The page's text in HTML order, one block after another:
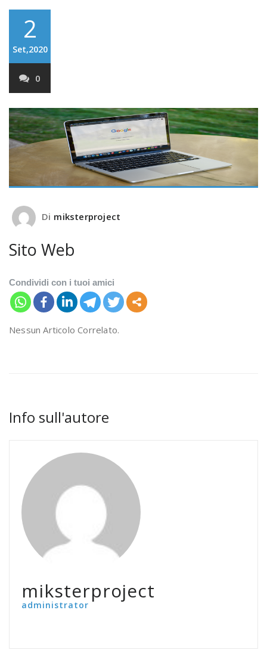
2
Set,2020
0
Di miksterproject
Sito Web
Condividi con i tuoi amici
Nessun Articolo Correlato.
Info sull'autore
miksterproject
administrator